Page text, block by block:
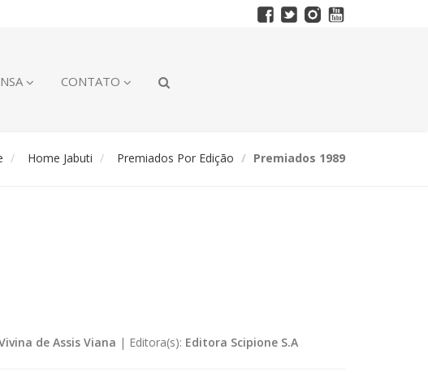
CONTATO
Home Jabuti Premiados Por Edição Premiados 1989
de Assis Viana | Editora(s): Editora Scipione S.A